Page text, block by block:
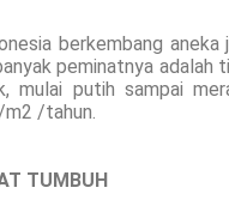
berkembang
peminatnya adalah
mulai putih sampai
/tahun.
TUMBUH